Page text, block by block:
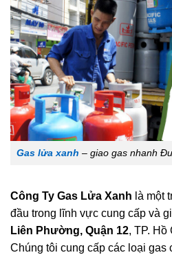
Gas lửa xanh – giao gas nhanh
Công Ty Gas Lửa Xanh là một
đầu trong lĩnh vực cung cấp và
Liên Phường, Quận 12, TP. Hồ
Chúng tôi cung cấp các loại gas